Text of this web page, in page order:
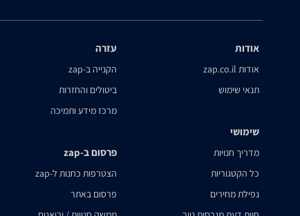
אודות
אודות zap.co.il
תנאי שימוש
שימושי
מדריך חנויות
כל הקטגוריות
נפילת מחירים
עזרה
הקנייה ב-zap
ביטולים והחזרות
מרכז מידע ותמיכה
פרסום ב-zap
הצטרפות כחנות ל-zap
פרסום באתר